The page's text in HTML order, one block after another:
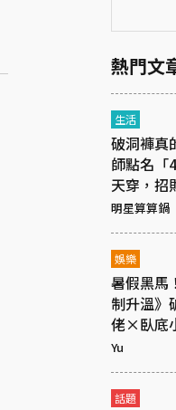
熱門文
生活
破洞褲真
師點名「
天穿，招
有效
明星算算鍋
娛樂
暑假黑馬
制升溫》
佬×臥底
Yu
話題